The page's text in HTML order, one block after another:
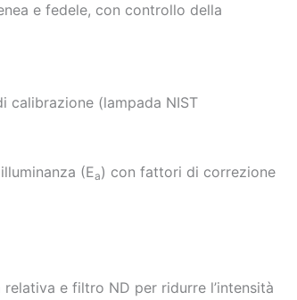
e fedele, con controllo della
calibrazione (lampada NIST
(Ea) con fattori di correzione
e filtro ND per ridurre l’intensità